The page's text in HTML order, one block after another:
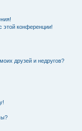
этой конференции!
друзей и недругов?